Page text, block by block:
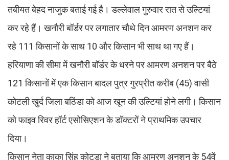
तबीयत बेहद नाजुक बताई गई है। डल्लेवाल गुरुवार रात से उल्टियां
कर रहे हैं। खनौरी बॉर्डर पर लगातार चौथे दिन आमरण अनशन कर
रहे 111 किसानों के साथ 10 और किसान भी साथ था गए हैं।
हरियाणा की सीमा में खनाैरी बॉर्डर के धरने पर आमरण अनशन पर बैठे
121 किसानों में एक किसान बादल पुत्र गुरप्रीत करीब (45) वासी
कोटली खुर्द जिला बठिंडा को आज खून की उल्टियां हाेने लगी। किसान
को फाइव रिवर हॉर्ट एसोसिएशन के डॉक्टरों ने प्राथमिक उपचार
दिया।
किसान नेता काका सिंह कोटड़ा ने बताया कि आमरण अनशन के 54वें